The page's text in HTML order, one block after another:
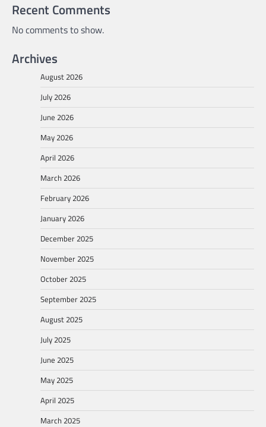
Recent Comments
No comments to show.
Archives
August 2026
July 2026
June 2026
May 2026
April 2026
March 2026
February 2026
January 2026
December 2025
November 2025
October 2025
September 2025
August 2025
July 2025
June 2025
May 2025
April 2025
March 2025